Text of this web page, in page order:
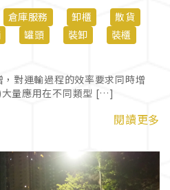
倉庫服務 卸櫃
散貨
罐頭 裝卸
裝櫃
對運輸過程的效率要求同時增
量應用在不同類型 […]
閱讀更多